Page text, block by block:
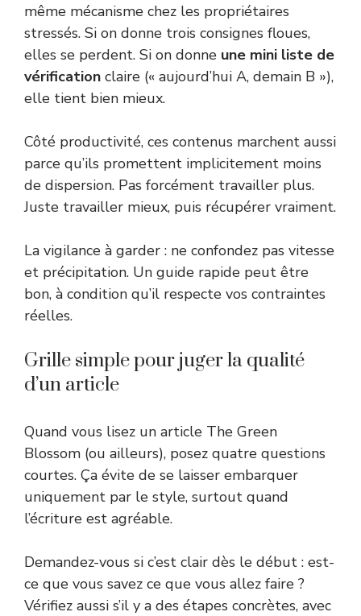
même mécanisme chez les propriétaires
stressés. Si on donne trois consignes floues,
elles se perdent. Si on donne une mini liste de
vérification claire (« aujourd’hui A, demain B »),
elle tient bien mieux.
Côté productivité, ces contenus marchent aussi
parce qu’ils promettent implicitement moins
de dispersion. Pas forcément travailler plus.
Juste travailler mieux, puis récupérer vraiment.
La vigilance à garder : ne confondez pas vitesse
et précipitation. Un guide rapide peut être
bon, à condition qu’il respecte vos contraintes
réelles.
Grille simple pour juger la qualité
d’un article
Quand vous lisez un article The Green
Blossom (ou ailleurs), posez quatre questions
courtes. Ça évite de se laisser embarquer
uniquement par le style, surtout quand
l’écriture est agréable.
Demandez-vous si c’est clair dès le début : est-
ce que vous savez ce que vous allez faire ?
Vérifiez aussi s’il y a des étapes concrètes, avec